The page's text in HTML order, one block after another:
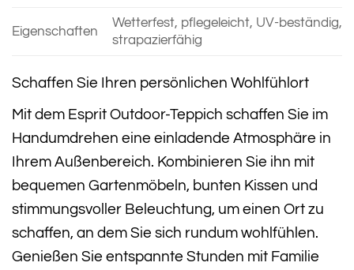
Eigenschaften
Wetterfest, pflegeleicht, UV-beständig,
strapazierfähig
Schaffen Sie Ihren persönlichen Wohlfühlort
Mit dem Esprit Outdoor-Teppich schaffen Sie im
Handumdrehen eine einladende Atmosphäre in
Ihrem Außenbereich. Kombinieren Sie ihn mit
bequemen Gartenmöbeln, bunten Kissen und
stimmungsvoller Beleuchtung, um einen Ort zu
schaffen, an dem Sie sich rundum wohlfühlen.
Genießen Sie entspannte Stunden mit Familie